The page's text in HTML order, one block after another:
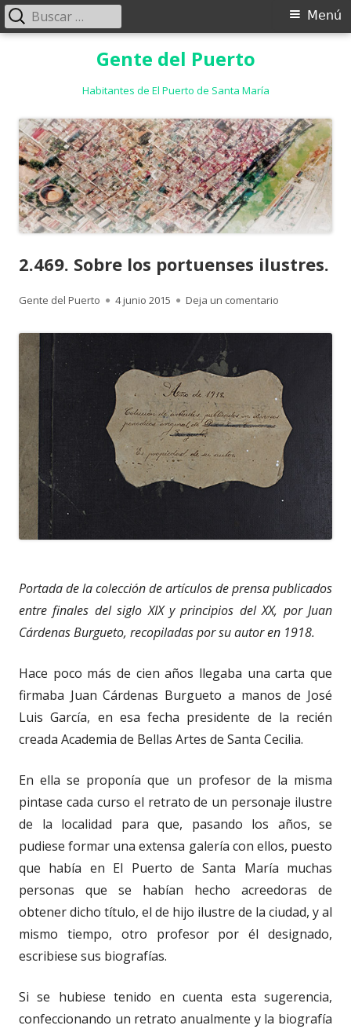
Gente del Puerto
Habitantes de El Puerto de Santa María
Menú
Menú
Buscar:
2.469. Sobre los portuenses ilustres.
Autor
Gente del Puerto
Publicado
4 junio 2015 Deja un comentario
Portada de la colección de artículos de prensa publicados
entre finales del siglo XIX y principios del XX, por Juan
Cárdenas Burgueto, recopiladas por su autor en 1918.
Hace poco más de cien años llegaba una carta que
firmaba Juan Cárdenas Burgueto a manos de José
Luis García, en esa fecha presidente de la recién
creada Academia de Bellas Artes de Santa Cecilia.
En ella se proponía que un profesor de la misma
pintase cada curso el retrato de un personaje ilustre
de la localidad para que, pasando los años, se
pudiese formar una extensa galería con ellos, puesto
que había en El Puerto de Santa María muchas
personas que se habían hecho acreedoras de
obtener dicho título, el de hijo ilustre de la ciudad, y al
mismo tiempo, otro profesor por él designado,
escribiese sus biografías.
Si se hubiese tenido en cuenta esta sugerencia,
confeccionando un retrato anualmente y la biografía